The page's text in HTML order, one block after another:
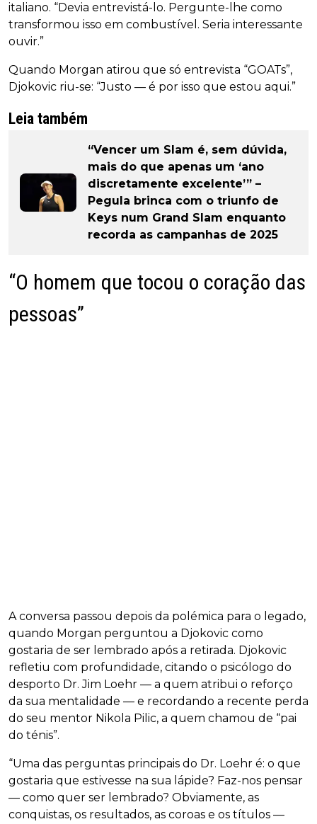
italiano. “Devia entrevistá-lo. Pergunte-lhe como
transformou isso em combustível. Seria interessante
ouvir.”
Quando Morgan atirou que só entrevista “GOATs”,
Djokovic riu-se: “Justo — é por isso que estou aqui.”
Leia também
“Vencer um Slam é, sem dúvida,
mais do que apenas um ‘ano
discretamente excelente’” –
Pegula brinca com o triunfo de
Keys num Grand Slam enquanto
recorda as campanhas de 2025
“O homem que tocou o coração das
pessoas”
A conversa passou depois da polémica para o legado,
quando Morgan perguntou a Djokovic como
gostaria de ser lembrado após a retirada. Djokovic
refletiu com profundidade, citando o psicólogo do
desporto Dr. Jim Loehr — a quem atribui o reforço
da sua mentalidade — e recordando a recente perda
do seu mentor Nikola Pilic, a quem chamou de “pai
do ténis”.
“Uma das perguntas principais do Dr. Loehr é: o que
gostaria que estivesse na sua lápide? Faz-nos pensar
— como quer ser lembrado? Obviamente, as
conquistas, os resultados, as coroas e os títulos —